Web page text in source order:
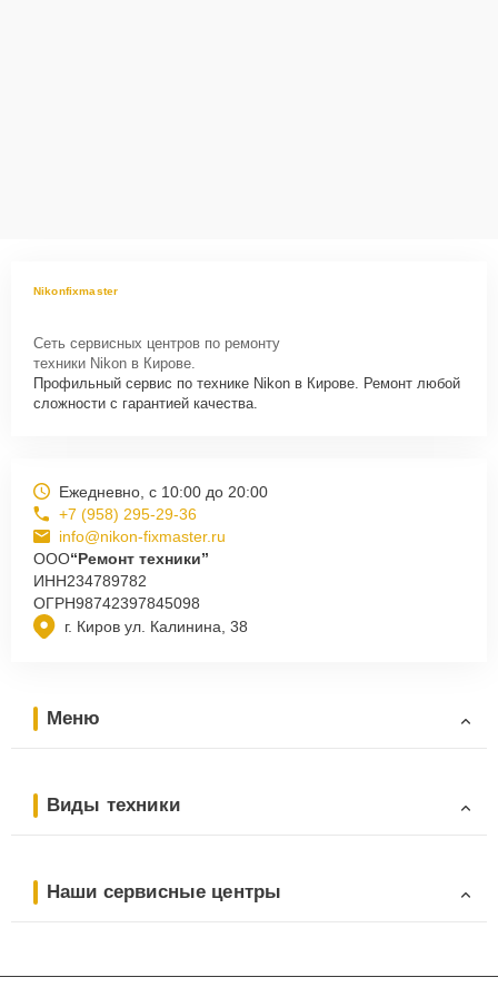
Nikonfixmaster
Сеть сервисных центров по ремонту
техники Nikon в Кирове.
Профильный сервис по технике Nikon в Кирове. Ремонт любой
сложности с гарантией качества.
г. Киров ул. Калинина, 38
Ежедневно, с 10:00 до 20:00
+7 (958) 295-29-36
info@nikon-fixmaster.ru
ООО“Ремонт техники”
ИНН234789782
ОГРН98742397845098
Меню
Виды техники
Наши сервисные центры